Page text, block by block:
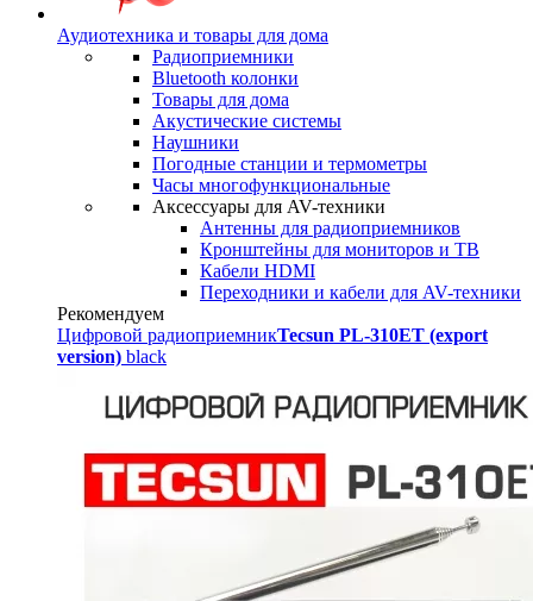
Аудиотехника и товары для дома
Радиоприемники
Bluetooth колонки
Товары для дома
Акустические системы
Наушники
Погодные станции и термометры
Часы многофункциональные
Аксессуары для AV-техники
Антенны для радиоприемников
Кронштейны для мониторов и ТВ
Кабели HDMI
Переходники и кабели для AV-техники
Рекомендуем
Цифровой радиоприемникTecsun PL-310ET (export
version) black